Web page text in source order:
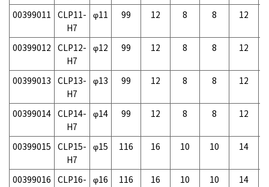
00399011 CLP11-
H7
φ11 99 12 8 8 12
00399012 CLP12-
H7
φ12 99 12 8 8 12
00399013 CLP13-
H7
φ13 99 12 8 8 12
00399014 CLP14-
H7
φ14 99 12 8 8 12
00399015 CLP15-
H7
φ15 116 16 10 10 14
00399016 CLP16- φ16 116 16 10 10 14